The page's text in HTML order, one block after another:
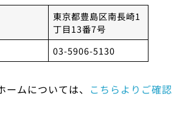
東京都豊島区南長崎1
丁目13番7号
03-5906-5130
ムについては、 こちらよりご確認